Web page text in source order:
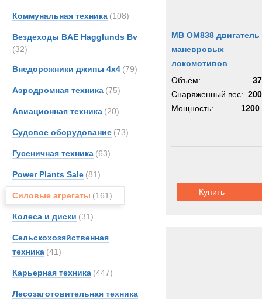
Коммунальная техника (108)
Вездеходы BAE Hagglunds Bv
(32)
Внедорожники джипы 4х4 (79)
Аэродромная техника (75)
Авиационная техника (20)
Судовое оборудование (73)
Гусеничная техника (63)
Power Plants Sale (81)
Силовые агрегаты (161)
Колеса и диски (31)
Сельскохозяйственная
техника (41)
Карьерная техника (447)
Лесозаготовительная техника
MB OM838 двигатель
маневровых
локомотивов
Объём:
Снаряженный вес:
Мощность:
1200
Купить